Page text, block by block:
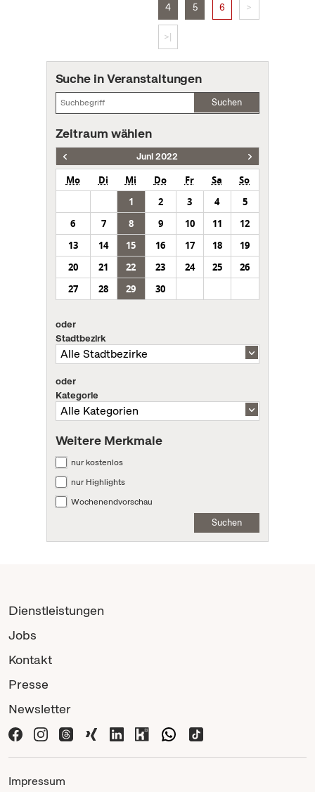
4 5 6 >
>|
Suche in Veranstaltungen
Suchen
Zeitraum wählen
Juni 2022
Mo Di Mi Do Fr Sa
So
1
2 3 4
5
6
7 8 9 10 11
12
13
14 15 16 17 18
19
20
21 22 23 24 25
26
27
28 29 30
oder
Stadtbezirk
oder
Kategorie
Weitere Merkmale
nur kostenlos
nur Highlights
Wochenendvorschau
Suchen
Dienstleistungen
Jobs
Kontakt
Presse
Newsletter
Impressum